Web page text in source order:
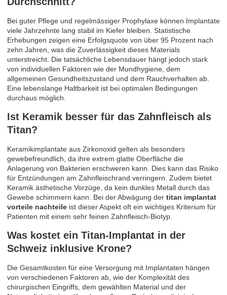
Bei guter Pflege und regelmässiger Prophylaxe können Implantate
viele Jahrzehnte lang stabil im Kiefer bleiben. Statistische
Erhebungen zeigen eine Erfolgsquote von über 95 Prozent nach
zehn Jahren, was die Zuverlässigkeit dieses Materials
unterstreicht. Die tatsächliche Lebensdauer hängt jedoch stark
von individuellen Faktoren wie der Mundhygiene, dem
allgemeinen Gesundheitszustand und dem Rauchverhalten ab.
Eine lebenslange Haltbarkeit ist bei optimalen Bedingungen
durchaus möglich.
Ist Keramik besser für das Zahnfleisch als
Titan?
Keramikimplantate aus Zirkonoxid gelten als besonders
gewebefreundlich, da ihre extrem glatte Oberfläche die
Anlagerung von Bakterien erschweren kann. Dies kann das Risiko
für Entzündungen am Zahnfleischrand verringern. Zudem bietet
Keramik ästhetische Vorzüge, da kein dunkles Metall durch das
Gewebe schimmern kann. Bei der Abwägung der titan implantat
vorteile nachteile ist dieser Aspekt oft ein wichtiges Kriterium für
Patienten mit einem sehr feinen Zahnfleisch-Biotyp.
Was kostet ein Titan-Implantat in der
Schweiz inklusive Krone?
Die Gesamtkosten für eine Versorgung mit Implantaten hängen
von verschiedenen Faktoren ab, wie der Komplexität des
chirurgischen Eingriffs, dem gewählten Material und der